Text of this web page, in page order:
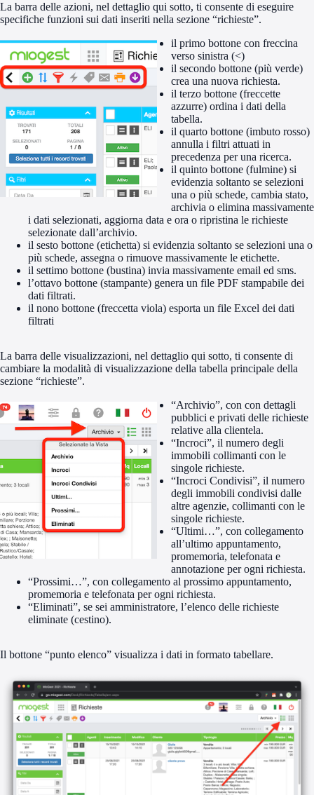
La barra delle azioni, nel dettaglio qui sotto, ti consente di eseguire
specifiche funzioni sui dati inseriti nella sezione “richieste”.
il primo bottone con freccina
verso sinistra (<)
il secondo bottone (più verde)
crea una nuova richiesta.
il terzo bottone (freccette
azzurre) ordina i dati della
tabella.
il quarto bottone (imbuto rosso)
annulla i filtri attuati in
precedenza per una ricerca.
il quinto bottone (fulmine) si
evidenzia soltanto se selezioni
una o più schede, cambia stato,
archivia o elimina massivamente
i dati selezionati, aggiorna data e ora o ripristina le richieste
selezionate dall’archivio.
il sesto bottone (etichetta) si evidenzia soltanto se selezioni una o
più schede, assegna o rimuove massivamente le etichette.
il settimo bottone (bustina) invia massivamente email ed sms.
l’ottavo bottone (stampante) genera un file PDF stampabile dei
dati filtrati.
il nono bottone (freccetta viola) esporta un file Excel dei dati
filtrati
La barra delle visualizzazioni, nel dettaglio qui sotto, ti consente di
cambiare la modalità di visualizzazione della tabella principale della
sezione “richieste”.
“Archivio”, con con dettagli
pubblici e privati delle richieste
relative alla clientela.
“Incroci”, il numero degli
immobili collimanti con le
singole richieste.
“Incroci Condivisi”, il numero
degli immobili condivisi dalle
altre agenzie, collimanti con le
singole richieste.
“Ultimi…”, con collegamento
all’ultimo appuntamento,
promemoria, telefonata e
annotazione per ogni richiesta.
“Prossimi…”, con collegamento al prossimo appuntamento,
promemoria e telefonata per ogni richiesta.
“Eliminati”, se sei amministratore, l’elenco delle richieste
eliminate (cestino).
Il bottone “punto elenco” visualizza i dati in formato tabellare.